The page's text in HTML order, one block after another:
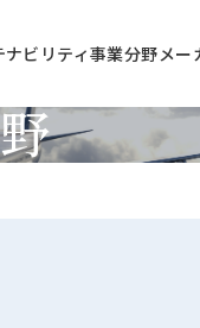
ナビリティ事業分野メー